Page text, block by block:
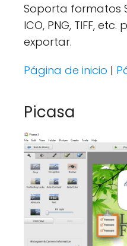
Soporta formatos
ICO, PNG, TIFF,
exportar.
Página de inicio |
Picasa